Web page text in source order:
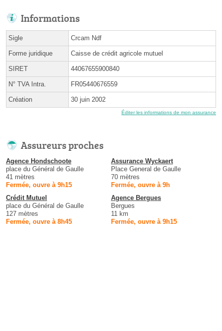
Informations
Sigle Crcam Ndf
Forme juridique Caisse de crédit agricole mutuel
SIRET 44067655900840
N° TVA Intra. FR05440676559
Création 30 juin 2002
Éditer les informations de mon assurance
Assureurs proches
Agence Hondschoote
place du Général de Gaulle
41 mètres
Fermée, ouvre à 9h15
Assurance Wyckaert
Place General de Gaulle
70 mètres
Fermée, ouvre à 9h
Crédit Mutuel
place du Général de Gaulle
127 mètres
Fermée, ouvre à 8h45
Agence Bergues
Bergues
11 km
Fermée, ouvre à 9h15